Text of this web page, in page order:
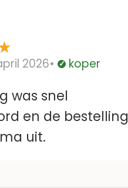
2026 Geverifieerd
koper
was snel
en de bestelling
uit.